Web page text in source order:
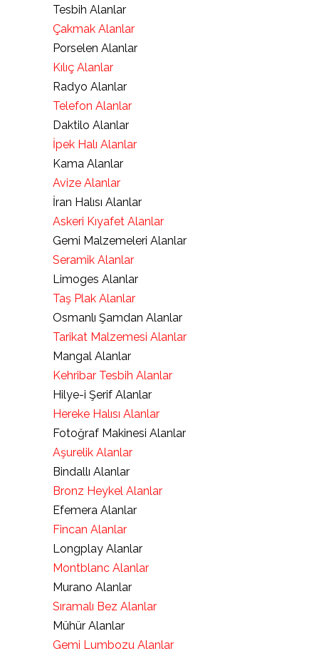
Tesbih Alanlar
Çakmak Alanlar
Porselen Alanlar
Kılıç Alanlar
Radyo Alanlar
Telefon Alanlar
Daktilo Alanlar
İpek Halı Alanlar
Kama Alanlar
Avize Alanlar
İran Halısı Alanlar
Askeri Kıyafet Alanlar
Gemi Malzemeleri Alanlar
Seramik Alanlar
Limoges Alanlar
Taş Plak Alanlar
Osmanlı Şamdan Alanlar
Tarikat Malzemesi Alanlar
Mangal Alanlar
Kehribar Tesbih Alanlar
Hilye-i Şerif Alanlar
Hereke Halısı Alanlar
Fotoğraf Makinesi Alanlar
Aşurelik Alanlar
Bindallı Alanlar
Bronz Heykel Alanlar
Efemera Alanlar
Fincan Alanlar
Longplay Alanlar
Montblanc Alanlar
Murano Alanlar
Sıramalı Bez Alanlar
Mühür Alanlar
Gemi Lumbozu Alanlar